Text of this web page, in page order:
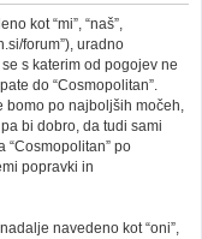
j
kot “mi”, “naš”,
forum”), uradno
s katerim od pogojev ne
do “Cosmopolitan”.
bomo po najboljših močeh,
bi dobro, da tudi sami
“Cosmopolitan” po
popravki in
navedeno kot “oni”,